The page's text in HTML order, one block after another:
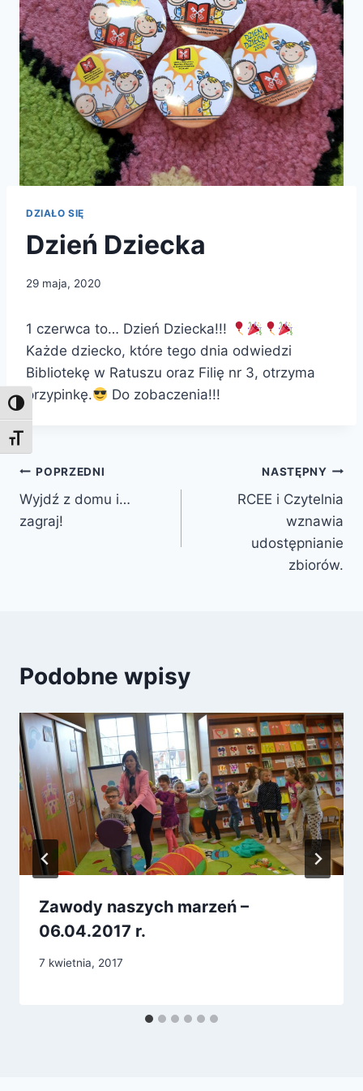
Toggle High Contrast
Toggle Font size
DZIAŁO SIĘ
Dzień Dziecka
29 maja, 2020
1 czerwca to… Dzień Dziecka!!!
Każde dziecko, które tego dnia odwiedzi
Bibliotekę w Ratuszu oraz Filię nr 3, otrzyma
przypinkę.
Do zobaczenia!!!
Nawigacja
wpisu
POPRZEDNI
Wyjdź z domu i…
zagraj!
NASTĘPNY
RCEE i Czytelnia
wznawia
udostępnianie
zbiorów.
Podobne wpisy
Zawody naszych marzeń –
06.04.2017 r.
7 kwietnia, 2017